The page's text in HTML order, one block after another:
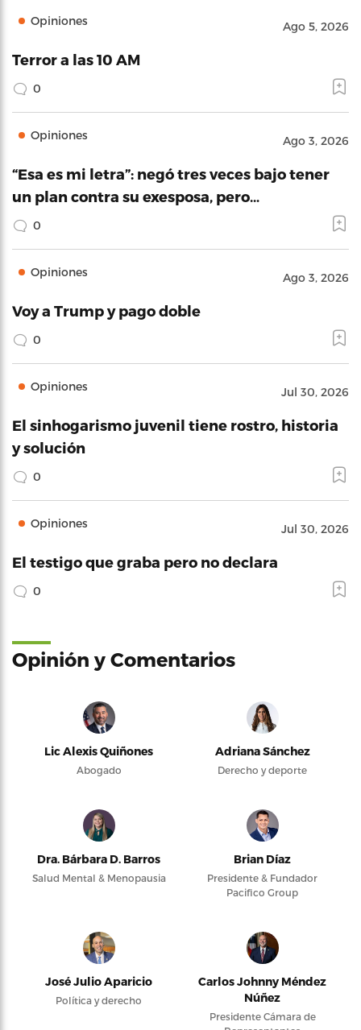
Opiniones Ago 5, 2026
Terror a las 10 AM
0
Opiniones Ago 3, 2026
“Esa es mi letra”: negó tres veces bajo tener
un plan contra su exesposa, pero…
0
Opiniones Ago 3, 2026
Voy a Trump y pago doble
0
Opiniones Jul 30, 2026
El sinhogarismo juvenil tiene rostro, historia
y solución
0
Opiniones Jul 30, 2026
El testigo que graba pero no declara
0
Opinión y Comentarios
Lic Alexis Quiñones
Abogado
Adriana Sánchez
Derecho y deporte
Dra. Bárbara D. Barros
Salud Mental & Menopausia
Brian Díaz
Presidente & Fundador
Pacifico Group
José Julio Aparicio
Política y derecho
Carlos Johnny Méndez
Núñez
Presidente Cámara de